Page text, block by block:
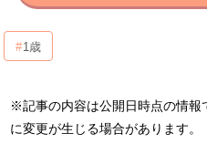
1歳
※記事の内容は公開日時点の情報
に変更が生じる場合があります。